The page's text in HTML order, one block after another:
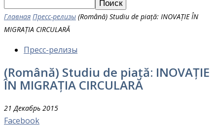
Главная Пресс-релизы (Română) Studiu de piață: INOVAȚIE ÎN
MIGRAȚIA CIRCULARĂ
Пресс-релизы
(Română) Studiu de piață: INOVAȚIE
ÎN MIGRAȚIA CIRCULARĂ
21 Декабрь 2015
Facebook